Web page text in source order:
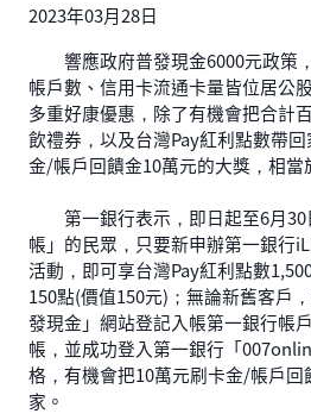
2023年03月28日
響應政府普發現金6000元政策
帳戶數、信用卡流通卡量皆位居公
多重好康優惠，除了有機會把合計
飲禮券，以及台灣Pay紅利點數帶
金/帳戶回饋金10萬元的大獎，相當
第一銀行表示，即日起至6月30
帳」的民眾，只要新申辦第一銀行
活動，即可享台灣Pay紅利點數
150點(價值150元)；無論新舊客戶
發現金」網站登記入帳第一銀行帳
帳，並成功登入第一銀行「
格，有機會把10萬元刷卡金/帳戶
家。